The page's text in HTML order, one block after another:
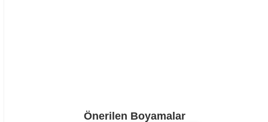
Önerilen Boyamalar